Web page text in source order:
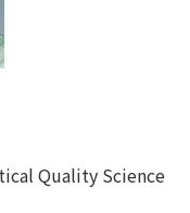
Quality Science